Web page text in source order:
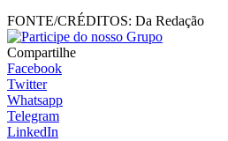
FONTE/CRÉDITOS: Da Redação
Compartilhe
Facebook
Twitter
Whatsapp
Telegram
LinkedIn